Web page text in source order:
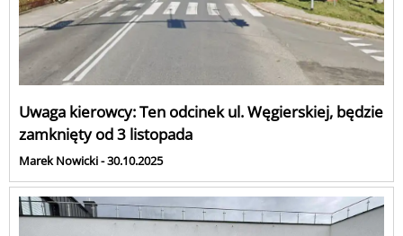
Uwaga kierowcy: Ten odcinek ul. Węgierskiej, będzie
zamknięty od 3 listopada
Marek Nowicki - 30.10.2025